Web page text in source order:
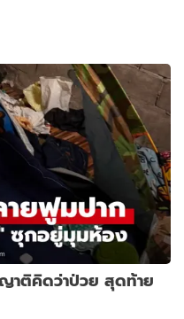
าติคิดว่าป่วย สุดท้าย